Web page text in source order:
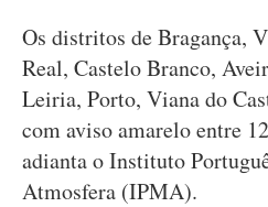
Os distritos de Bragança,
Real, Castelo Branco,
Leiria, Porto, Viana do
com aviso amarelo entre
adianta o Instituto
Atmosfera (IPMA).